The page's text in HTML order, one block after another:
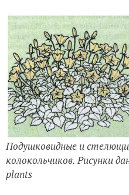
Подушковидные и
колокольчиков. Рисунки
plants